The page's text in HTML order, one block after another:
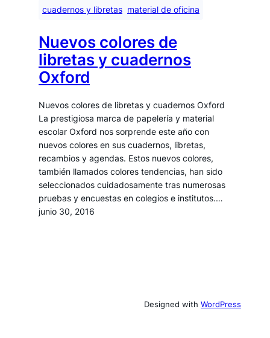
cuadernos y libretas material de oficina
Nuevos colores de
libretas y cuadernos
Oxford
Nuevos colores de libretas y cuadernos Oxford
La prestigiosa marca de papelería y material
escolar Oxford nos sorprende este año con
nuevos colores en sus cuadernos, libretas,
recambios y agendas. Estos nuevos colores,
también llamados colores tendencias, han sido
seleccionados cuidadosamente tras numerosas
pruebas y encuestas en colegios e institutos.…
junio 30, 2016
Designed with WordPress